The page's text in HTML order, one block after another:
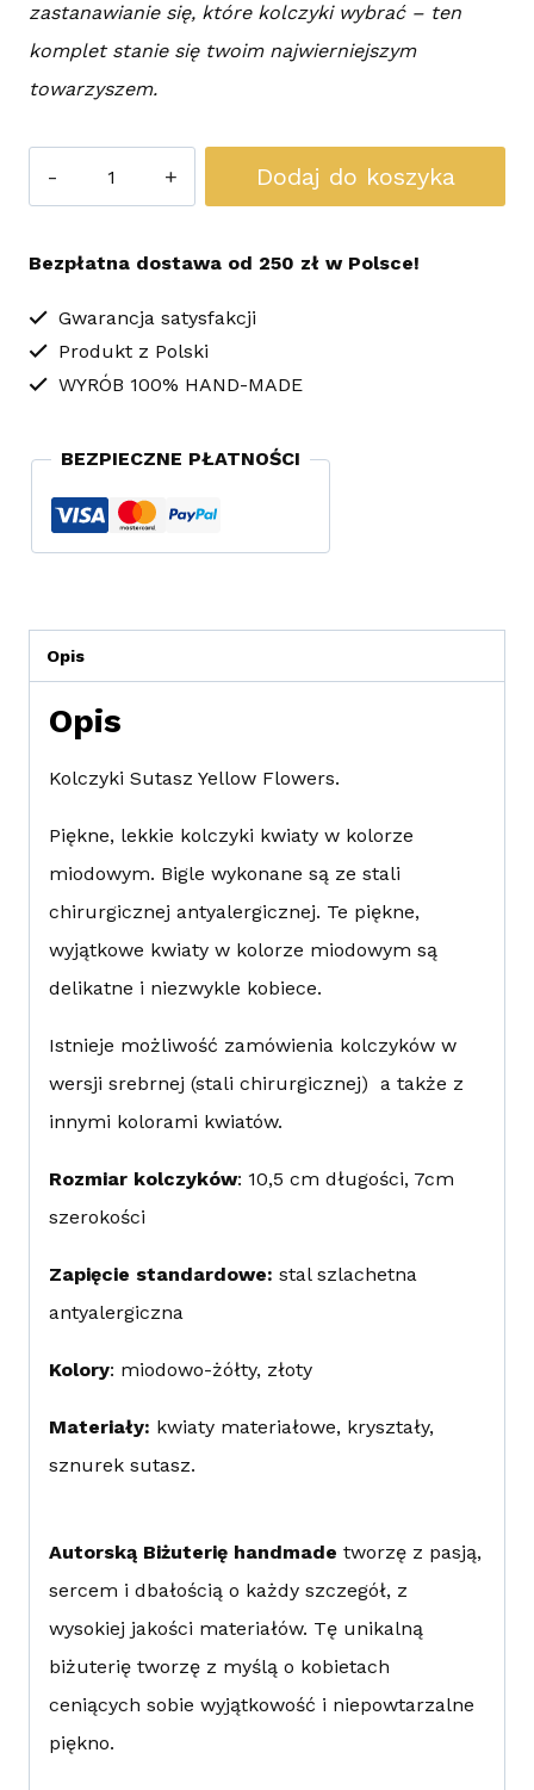
zastanawianie się, które kolczyki wybrać – ten
komplet stanie się twoim najwierniejszym
towarzyszem.
Kolczyki
Yellow
Flowers
Dodaj do koszyka
Bezpłatna dostawa od 250 zł w Polsce!
Gwarancja satysfakcji
Produkt z Polski
WYRÓB 100% HAND-MADE
BEZPIECZNE PŁATNOŚCI
Opis
Opis
Kolczyki Sutasz Yellow Flowers.
Piękne, lekkie kolczyki kwiaty w kolorze
miodowym. Bigle wykonane są ze stali
chirurgicznej antyalergicznej. Te piękne,
wyjątkowe kwiaty w kolorze miodowym są
delikatne i niezwykle kobiece.
Istnieje możliwość zamówienia kolczyków w
wersji srebrnej (stali chirurgicznej) a także z
innymi kolorami kwiatów.
Rozmiar kolczyków: 10,5 cm długości, 7cm
szerokości
Zapięcie standardowe: stal szlachetna
antyalergiczna
Kolory: miodowo-żółty, złoty
Materiały: kwiaty materiałowe, kryształy,
sznurek sutasz.
Autorską Biżuterię handmade tworzę z pasją,
sercem i dbałością o każdy szczegół, z
wysokiej jakości materiałów. Tę unikalną
biżuterię tworzę z myślą o kobietach
ceniących sobie wyjątkowość i niepowtarzalne
piękno.